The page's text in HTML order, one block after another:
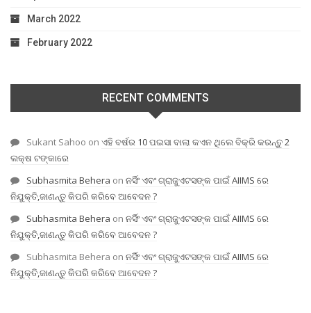
March 2022
February 2022
RECENT COMMENTS
Sukant Sahoo on ଏହି ବର୍ଷର 10 ପଇସା ବାଲା କଏନ ଥିଲେ ବିକ୍ରି କରନ୍ତୁ 2
ଲକ୍ଷ ଟଙ୍କାରେ
Subhasmita Behera on ନର୍ସିଂ ଏବଂ ଗ୍ରାଜୁଏଟସଙ୍କ ପାଇଁ AIIMS ରେ
ନିଯୁକ୍ତି,ଜାଣନ୍ତୁ କିପରି କରିବେ ଆବେଦନ ?
Subhasmita Behera on ନର୍ସିଂ ଏବଂ ଗ୍ରାଜୁଏଟସଙ୍କ ପାଇଁ AIIMS ରେ
ନିଯୁକ୍ତି,ଜାଣନ୍ତୁ କିପରି କରିବେ ଆବେଦନ ?
Subhasmita Behera on ନର୍ସିଂ ଏବଂ ଗ୍ରାଜୁଏଟସଙ୍କ ପାଇଁ AIIMS ରେ
ନିଯୁକ୍ତି,ଜାଣନ୍ତୁ କିପରି କରିବେ ଆବେଦନ ?